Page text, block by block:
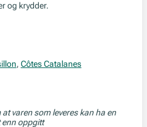
og krydder.
, Côtes Catalanes
varen som leveres kan ha en
enn oppgitt